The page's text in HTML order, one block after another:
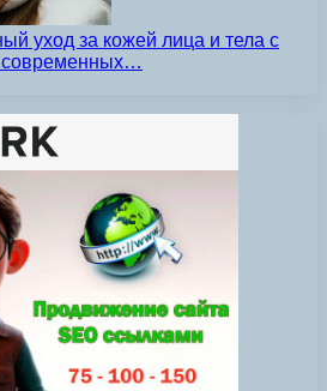
уход за кожей лица и тела с
современных…